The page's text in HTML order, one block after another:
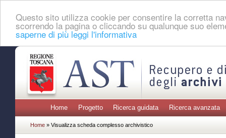
Questo sito utilizza cookie per consentire la corretta
scorrendo la pagina o cliccando su qualunque suo
saperne di più leggi l'informativa
Home Progetto Ricerca guidata Ricerca avanzata
Home » Visualizza scheda complesso archivistico